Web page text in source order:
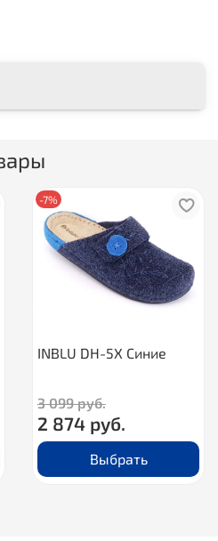
-7%
INBLU DH-5X Синие
3 099 руб.
2 874 руб.
Выбрать